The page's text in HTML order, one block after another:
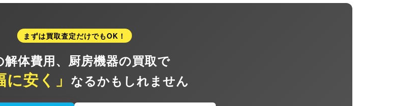
まずは買取査定だけでもOK！
体費用、 厨房機器の買取で
に安く」 なるかもしれません